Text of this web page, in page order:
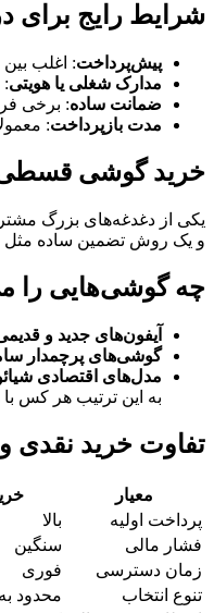
شرایط رایج برای
پیش‌پرداخت: اغلب بین ۲۰ تا ۴۰ درصد از مبلغ کل.
مدارک شغلی یا هویتی:
ضمانت ساده: برخی
مدت بازپرداخت: معمولاً بین
خرید گوشی قسطی
یکی از دغدغه‌های بزرگ
و یک روش تضمین ساده مثل
چه گوشی‌هایی را
آیفون‌های جدید و
گوشی‌های پرچمدار
مدل‌های اقتصادی
به این ترتیب هر کس
تفاوت خرید
معیار
پرداخت اولیه
بالا
فشار مالی
سنگین
زمان دسترسی
فوری
تنوع انتخاب
محدود